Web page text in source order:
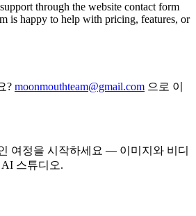
through the website contact form
is happy to help with pricing, features, or
? moonmouthteam@gmail.com 으로 이
여정을 시작하세요 — 이미지와 비디
스튜디오.